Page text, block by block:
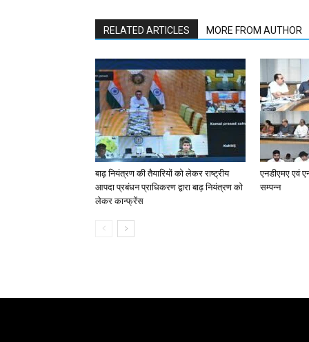
RELATED ARTICLES MORE FROM AUTHOR
बाढ़ नियंत्रण की तैयारियों को लेकर राष्ट्रीय
आपदा प्रबंधन प्राधिकरण द्वारा बाढ़ नियंत्रण को
लेकर कान्फ्रेंस
एनडीएमए एवं
सम्पन्न